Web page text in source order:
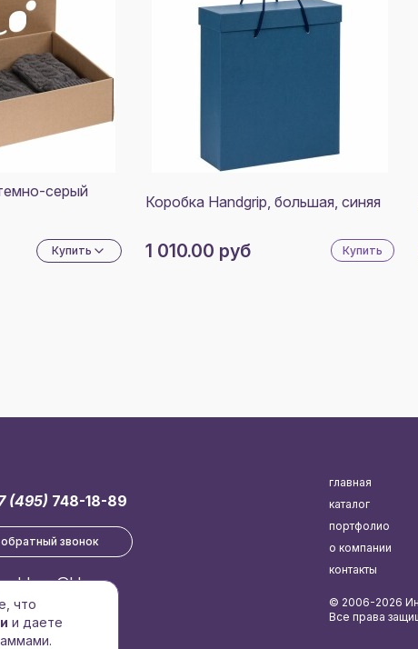
серый
Купить
Коробка Handgrip, большая, синяя
1 010.00 руб Купить
(495) 748-18-89
обратный звонок
logo@bk.ru
главная
каталог
портфолио
о компании
контакты
© 2006-2026
Все права
что
и даете